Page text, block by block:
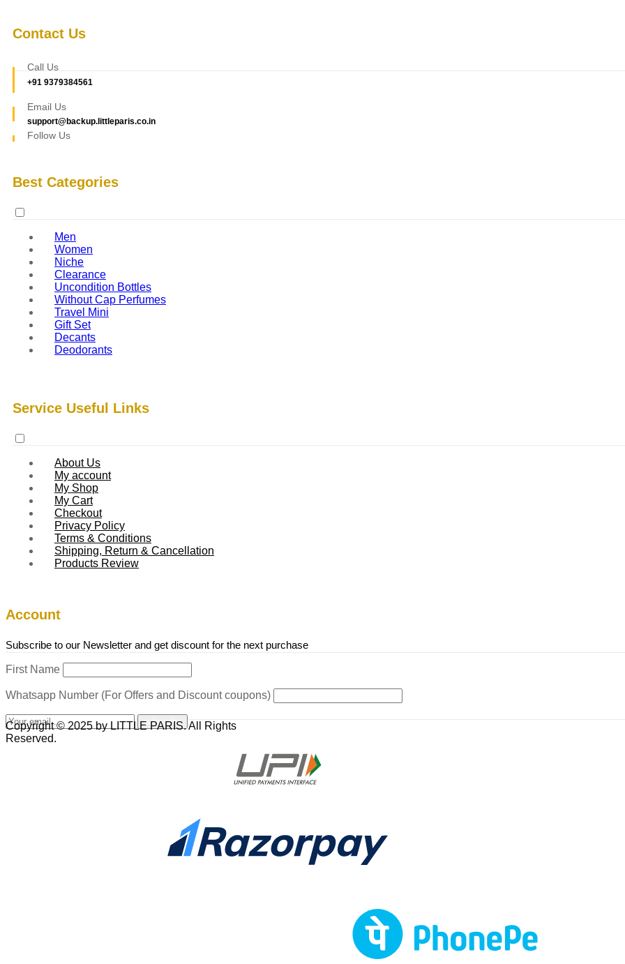
Contact Us
Call Us
+91 9379384561
Email Us
support@backup.littleparis.co.in
Follow Us
Best Categories
Men
Women
Niche
Clearance
Uncondition Bottles
Without Cap Perfumes
Travel Mini
Gift Set
Decants
Deodorants
Service Useful Links
About Us
My account
My Shop
My Cart
Checkout
Privacy Policy
Terms & Conditions
Shipping, Return & Cancellation
Products Review
Account
Subscribe to our Newsletter and get discount for the next purchase
First Name
Whatsapp Number (For Offers and Discount coupons)
Copyright © 2025 by LITTLE PARIS. All Rights
Reserved.